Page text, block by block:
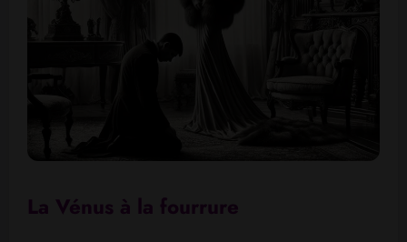
La Vénus à la fourrure